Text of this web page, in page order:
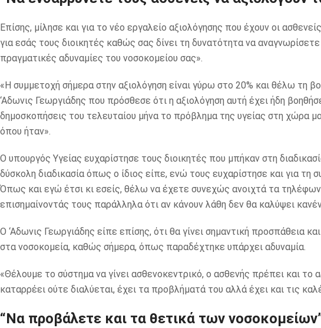
Επίσης, μίλησε και για το νέο εργαλείο αξιολόγησης που έχουν οι
για εσάς τους διοικητές καθώς σας δίνει τη δυνατότητα να
πραγματικές αδυναμίες του νοσοκομείου σας».
«Η συμμετοχή σήμερα στην αξιολόγηση είναι γύρω στο 20% και θέλω τη
‘Αδωνις Γεωργιάδης που πρόσθεσε ότι η αξιολόγηση αυτή έχει ήδη
δημοσκοπήσεις του τελευταίου μήνα το πρόβλημα της υγείας στη χώρα
όπου ήταν».
Ο υπουργός Υγείας ευχαρίστησε τους διοικητές που μπήκαν στη
δύσκολη διαδικασία όπως ο ίδιος είπε, ενώ τους ευχαρίστησε και για τη
Όπως και εγώ έτσι κι εσείς, θέλω να έχετε συνεχώς ανοιχτά τα
επισημαίνοντάς τους παράλληλα ότι αν κάνουν λάθη δεν θα καλύψει
Ο ‘Αδωνις Γεωργιάδης είπε επίσης, ότι θα γίνει σημαντική προσπάθεια
στα νοσοκομεία, καθώς σήμερα, όπως παραδέχτηκε υπάρχει αδυναμία.
«Θέλουμε το σύστημα να γίνει ασθενοκεντρικό, ο ασθενής πρέπει και το
καταρρέει ούτε διαλύεται, έχει τα προβλήματά του αλλά έχει και τις
“Να προβάλετε και τα θετικά των